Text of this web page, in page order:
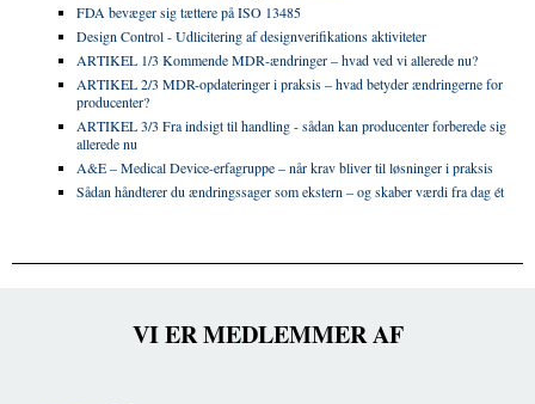
FDA bevæger sig tættere på ISO 13485
Design Control - Udlicitering af designverifikations aktiviteter
ARTIKEL 1/3 Kommende MDR‑ændringer – hvad ved vi allerede nu?
ARTIKEL 2/3 MDR-opdateringer i praksis – hvad betyder ændringerne for
producenter?
ARTIKEL 3/3 Fra indsigt til handling - sådan kan producenter forberede sig
allerede nu
A&E – Medical Device-erfagruppe – når krav bliver til løsninger i praksis
Sådan håndterer du ændringssager som ekstern – og skaber værdi fra dag ét
VI ER MEDLEMMER AF